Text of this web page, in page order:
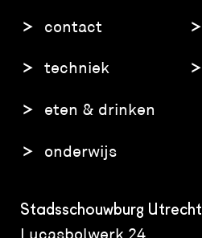
contact
techniek
eten & drinken
onderwijs
Stadsschouwburg Utrecht
Lucasbolwerk 24